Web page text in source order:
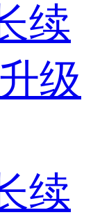
续
级
续